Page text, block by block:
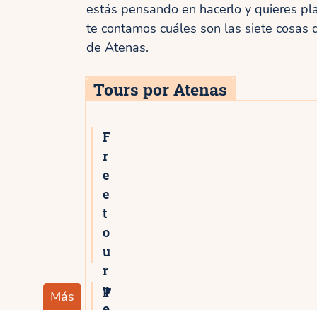
estás pensando en hacerlo y quieres
te contamos cuáles son las siete
de Atenas.
Tours por Atenas
F
r
e
e
t
o
u
r
p
Más
T